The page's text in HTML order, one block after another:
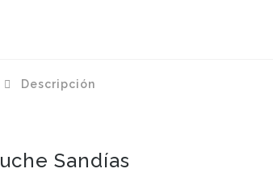
Descripción
Sandías